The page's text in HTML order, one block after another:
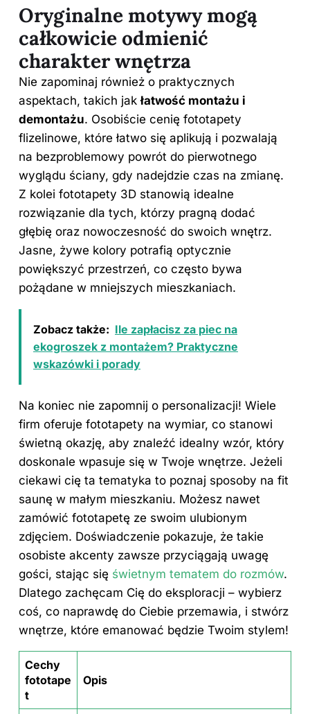
Oryginalne motywy mogą
całkowicie odmienić
charakter wnętrza
Nie zapominaj również o praktycznych
aspektach, takich jakłatwość montażu i
demontażu. Osobiście cenię fototapety
flizelinowe, które łatwo się aplikują i pozwalają
na bezproblemowy powrót do pierwotnego
wyglądu ściany, gdy nadejdzie czas na zmianę.
Z kolei fototapety 3D stanowią idealne
rozwiązanie dla tych, którzy pragną dodać
głębię oraz nowoczesność do swoich wnętrz.
Jasne, żywe kolory potrafią optycznie
powiększyć przestrzeń, co często bywa
pożądane w mniejszych mieszkaniach.
Zobacz także: Ile zapłacisz za piec na
ekogroszek z montażem? Praktyczne
wskazówki i porady
Na koniec nie zapomnij o personalizacji! Wiele
firm oferuje fototapety na wymiar, co stanowi
świetną okazję, aby znaleźć idealny wzór, który
doskonale wpasuje się w Twoje wnętrze. Jeżeli
ciekawi cię ta tematyka to poznaj sposoby na fit
saunę w małym mieszkaniu. Możesz nawet
zamówić fototapetę ze swoim ulubionym
zdjęciem. Doświadczenie pokazuje, że takie
osobiste akcenty zawsze przyciągają uwagę
gości, stając się świetnym tematem do rozmów.
Dlatego zachęcam Cię do eksploracji – wybierz
coś, co naprawdę do Ciebie przemawia, i stwórz
wnętrze, które emanować będzie Twoim stylem!
Cechy
fototape
t
Opis